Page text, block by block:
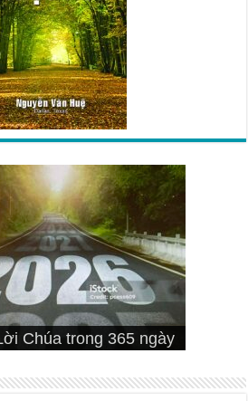
Chúa trong 365 ngày
tâm
thế
Và Hội Thánh (bản
Chúa 365 Ngày
trải qua cơn đại nạn?
Lưới Người
Aren’t Walking In Your
Trình
Ước Với Warren W.